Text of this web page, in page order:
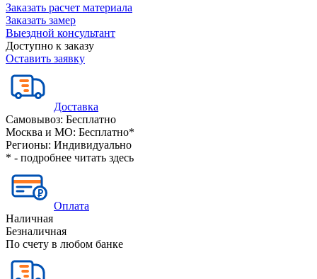
Заказать расчет материала
Заказать замер
Выездной консультант
Доступно к заказу
Оставить заявку
Доставка
Самовывоз: Бесплатно
Москва и МО: Бесплатно*
Регионы: Индивидуально
* - подробнее читать здесь
Оплата
Наличная
Безналичная
По счету в любом банке